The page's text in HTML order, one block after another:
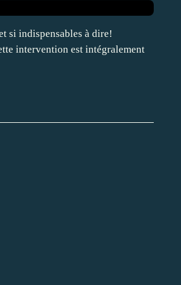
si indispensables à dire!
intervention est intégralement